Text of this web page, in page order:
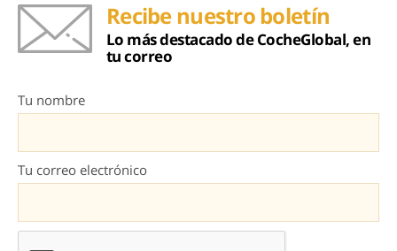
Recibe nuestro boletín
Lo más destacado de CocheGlobal, en
tu correo
Tu nombre
Tu correo electrónico